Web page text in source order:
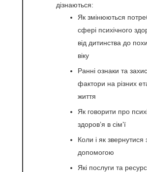
дізнаються:
Як змінюються
сфері психічного
від дитинства до
віку
Ранні ознаки та
фактори на різних
життя
Як говорити про
здоров’я в сім’ї
Коли і як звернутися
допомогою
Які послуги та